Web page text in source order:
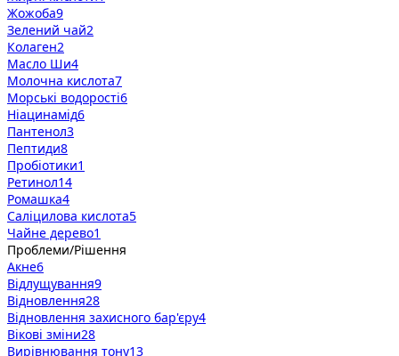
Жожоба9
Зелений чай2
Колаген2
Масло Ши4
Молочна кислота7
Морські водорості6
Ніацинамід6
Пантенол3
Пептиди8
Пробіотики1
Ретинол14
Ромашка4
Саліцилова кислота5
Чайне дерево1
Проблеми/Рішення
Акне6
Відлущування9
Відновлення28
Відновлення захисного бар'єру4
Вікові зміни28
Вирівнювання тону13